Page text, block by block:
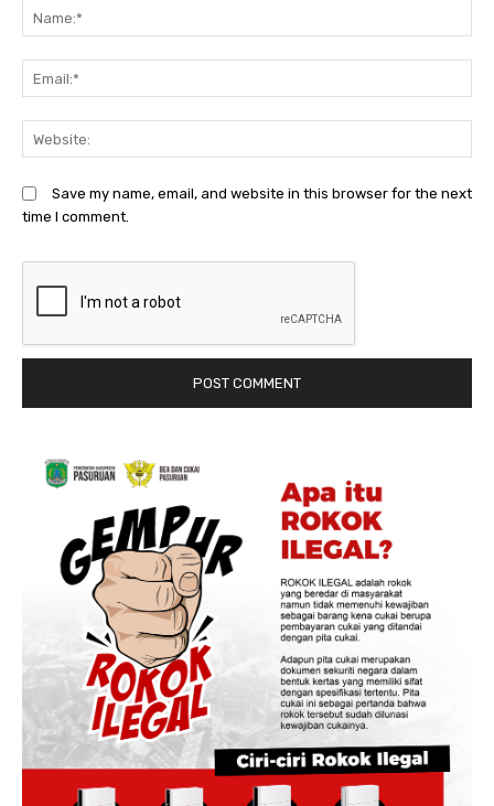
Save my name, email, and website in this browser for the next
time I comment.